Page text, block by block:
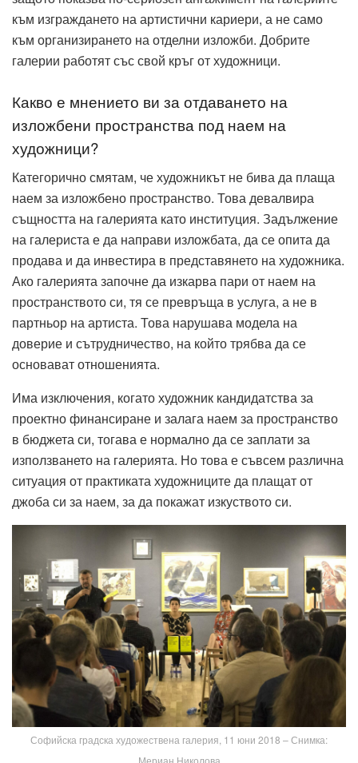
към изграждането на артистични кариери, а не само
към организирането на отделни изложби. Добрите
галерии работят със свой кръг от художници.
Какво е мнението ви за отдаването на
изложбени пространства под наем на
художници?
Категорично смятам, че художникът не бива да плаща
наем за изложбено пространство. Това девалвира
същността на галерията като институция. Задължение
на галериста е да направи изложбата, да се опита да
продава и да инвестира в представянето на художника.
Ако галерията започне да изкарва пари от наем на
пространството си, тя се превръща в услуга, а не в
партньор на артиста. Това нарушава модела на
доверие и сътрудничество, на който трябва да се
основават отношенията.
Има изключения, когато художник кандидатства за
проектно финансиране и залага наем за пространство
в бюджета си, тогава е нормално да се заплати за
използването на галерията. Но това е съвсем различна
ситуация от практиката художниците да плащат от
джоба си за наем, за да покажат изкуството си.
Софийска градска художествена галерия, 11 юни 2018 – Снимка: